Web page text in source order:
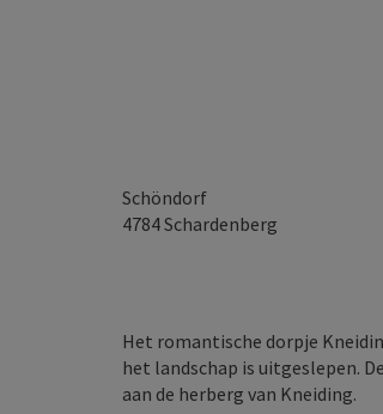
Schöndorf
4784Schardenberg
Het romantische dorpje
het landschap is uitgeslepen.
aan de herberg van Kneiding.